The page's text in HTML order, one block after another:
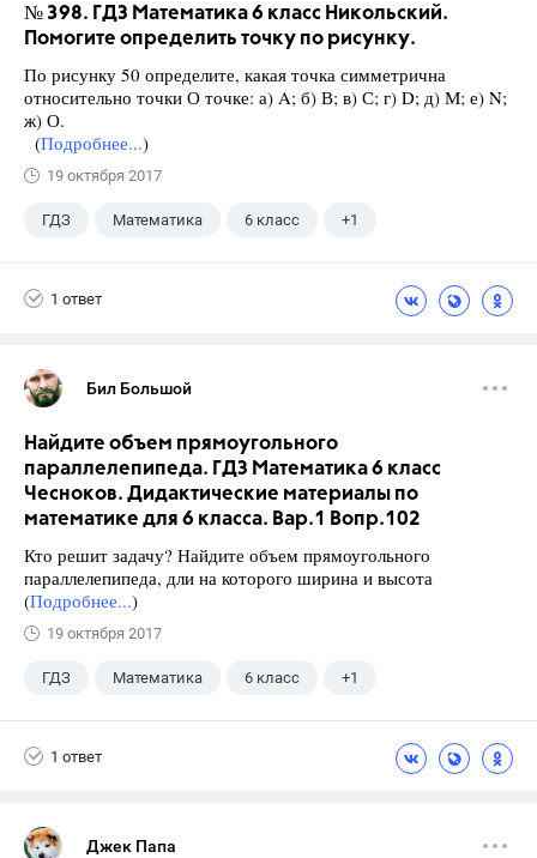
№ 398. ГДЗ Математика 6 класс Никольский.
Помогите определить точку по рисунку.
По рисунку 50 определите, какая точка симметрична
относительно точки О точке: а) A; б) В; в) С; г) D; д) М; е) N;
ж) О.
(Подробнее...)
19 октября 2017
ГДЗ Математика 6 класс +1
1 ответ
Бил Большой
Найдите объем прямоугольного
параллелепипеда. ГДЗ Математика 6 класс
Чесноков. Дидактические материалы по
математике для 6 класса. Вар.1 Вопр.102
Кто решит задачу? Найдите объем прямоугольного
параллелепипеда, дли на которого ширина и высота
(Подробнее...)
19 октября 2017
ГДЗ Математика 6 класс +1
1 ответ
Джек Папа